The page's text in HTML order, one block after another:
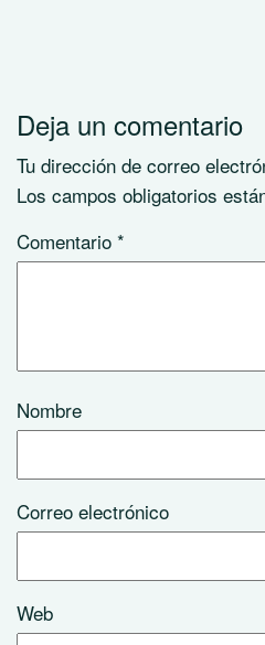
Deja un comentario
Tu dirección de correo
Los campos obligatorios
Comentario *
Nombre
Correo electrónico
Web